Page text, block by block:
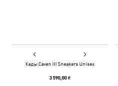
Кеды Caven III Sneakers Unisex
3 590,00 ₴